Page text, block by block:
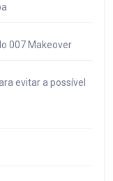
007 Makeover
evitar a possível